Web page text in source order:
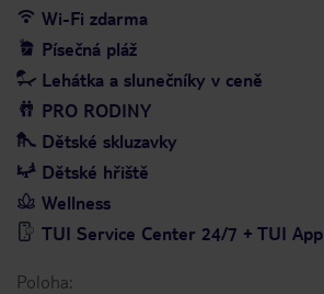
Wi-Fi zdarma
Písečná pláž
Lehátka a slunečníky v ceně
PRO RODINY
Dětské skluzavky
Dětské hřiště
Wellness
TUI Service Center 24/7 + TUI App
Poloha: